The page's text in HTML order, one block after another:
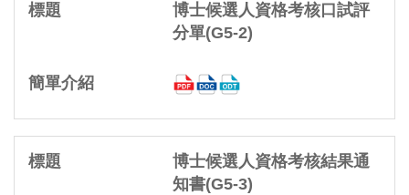
博士候選人資格考核口試評
分單(G5-2)
博士候選人資格考核結果通
知書(G5-3)